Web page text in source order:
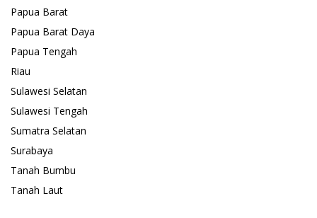
Papua Barat
Papua Barat Daya
Papua Tengah
Riau
Sulawesi Selatan
Sulawesi Tengah
Sumatra Selatan
Surabaya
Tanah Bumbu
Tanah Laut